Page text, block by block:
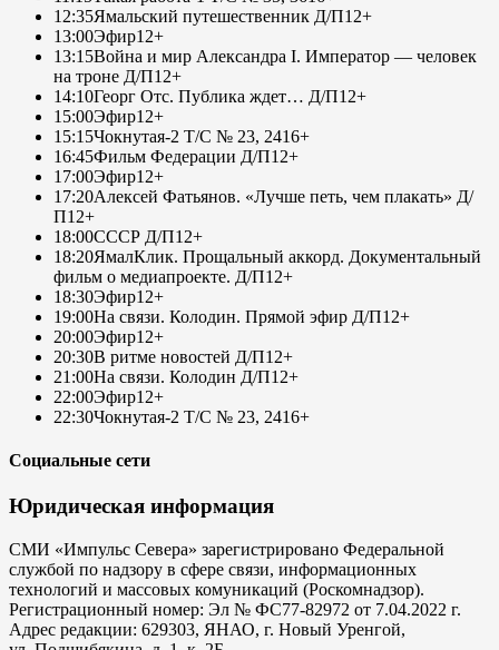
12:35Ямальский путешественник Д/П12+
13:00Эфир12+
13:15Война и мир Александра I. Император — человек
на троне Д/П12+
14:10Георг Отс. Публика ждет… Д/П12+
15:00Эфир12+
15:15Чокнутая-2 Т/С № 23, 2416+
16:45Фильм Федерации Д/П12+
17:00Эфир12+
17:20Алексей Фатьянов. «Лучше петь, чем плакать» Д/
П12+
18:00СССР Д/П12+
18:20ЯмалКлик. Прощальный аккорд. Документальный
фильм о медиапроекте. Д/П12+
18:30Эфир12+
19:00На связи. Колодин. Прямой эфир Д/П12+
20:00Эфир12+
20:30В ритме новостей Д/П12+
21:00На связи. Колодин Д/П12+
22:00Эфир12+
22:30Чокнутая-2 Т/С № 23, 2416+
Социальные сети
Юридическая информация
СМИ «Импульс Севера» зарегистрировано Федеральной
службой по надзору в сфере связи, информационных
технологий и массовых комуникаций (Роскомнадзор).
Регистрационный номер: Эл № ФС77-82972 от 7.04.2022 г.
Адрес редакции: 629303, ЯНАО, г. Новый Уренгой,